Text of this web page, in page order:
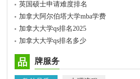
英国硕士申请难度排名
加拿大阿尔伯塔大学mba学费
加拿大大学qs排名2025
加拿大大学qs排名多少
品 牌服务